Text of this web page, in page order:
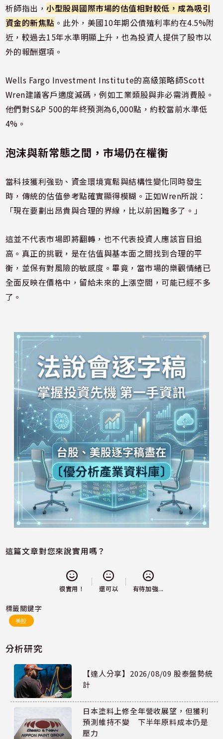
析師指出，小型股與國際市場的估值相對較低，成為吸引
資金的新焦點 。此外，美國10年期公債殖利率約在4.5%附
近，較過去15年水準明顯上升，也為投資人提供了股市以
外的報酬選項。
Wells Fargo Investment Institute的高級策略師Scott
Wren建議客戶適度減碼，例如工業類股與非必需消費股。
他們對S&P 500的年終預測為6,000點，約較當前水準低
4%。
泡沫與新常態之間，市場仍在權衡
當科技獲利強勁、資金環境寬鬆與結構性變化同時發生
時，傳統的估值參考點確實顯得模糊。正如Wren所說：
「現在要劃出昂貴與合理的界線，比以前困難多了。」
這並不代表市場即將翻轉，也不代表投資人應該盲目追
高。真正的挑戰，是在估值與基本面之間找到合理的平
衡，並保有對風險的敏感度。畢竟，當市場的樂觀情緒已
全面反映在價格中，留給未來的上漲空間，可能已經不多
了。
這篇文章對您來說實用嗎？
很實用！ 還可以 有待加強...
標籤關鍵字
美股
分析研究
【達人分享】2026/08/09 股泰盤勢統
計
日本塗料上修全年營收展望，但獲利
預測維持不變 下半年原料成本仍是
壓力